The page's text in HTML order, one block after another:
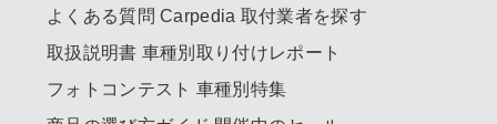
よくある質問 Carpedia 取付業者を探す
取扱説明書 車種別取り付けレポート
フォトコンテスト 車種別特集